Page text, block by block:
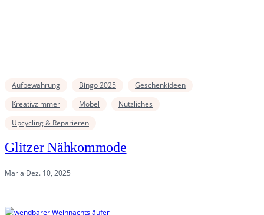
Aufbewahrung Bingo 2025
Geschenkideen
Kreativzimmer
Möbel
Nützliches
Upcycling & Reparieren
Glitzer Nähkommode
Maria·Dez. 10, 2025